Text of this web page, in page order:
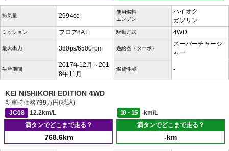
排気量 2994cc
使用燃料
エンジン
ハイオク
ガソリン
ミッション フロア8AT 駆動方式 4WD
最大出力 380ps/6500rpm 過給器（ターボ）
スーパーチャージ
ャー
生産期間
2017年12月～201
8年11月
燃費性能 -
KEI NISHIKORI EDITION 4WD
新車時価格799万円(税込)
JC08
12.2km/L 10・15
-km/L
満タンでどこまで走る？
768.6km
満タンでどこまで走る？
-km